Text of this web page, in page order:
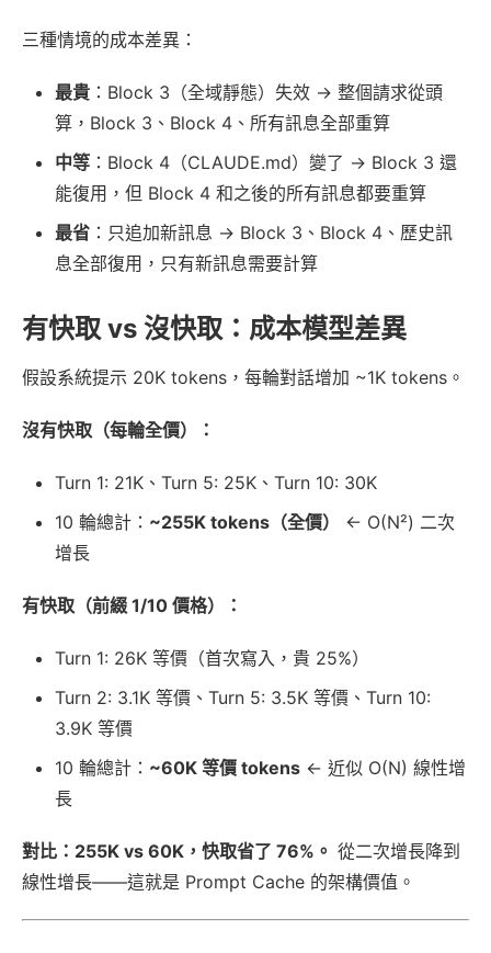
三種情境的成本差異：
最貴 ：Block 3（全域靜態）失效 → 整個請求從頭
算，Block 3、Block 4、所有訊息全部重算
中等 ：Block 4（CLAUDE.md）變了 → Block 3 還
能復用，但 Block 4 和之後的所有訊息都要重算
最省 ：只追加新訊息 → Block 3、Block 4、歷史訊
息全部復用，只有新訊息需要計算
有快取 vs 沒快取：成本模型差異
假設系統提示 20K tokens，每輪對話增加 ~1K tokens。
沒有快取（每輪全價）：
Turn 1: 21K、Turn 5: 25K、Turn 10: 30K
10 輪總計： ~255K tokens（全價）
← O(N²) 二次
增長
有快取（前綴 1/10 價格）：
Turn 1: 26K 等價（首次寫入，貴 25%）
Turn 2: 3.1K 等價、Turn 5: 3.5K 等價、Turn 10:
3.9K 等價
10 輪總計： ~60K 等價 tokens ← 近似 O(N) 線性增
長
對比：255K vs 60K，快取省了 76%。 從二次增長降到
線性增長——這就是 Prompt Cache 的架構價值。